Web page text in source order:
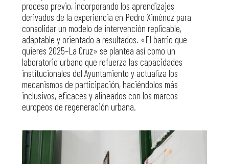
proceso previo, incorporando los aprendizajes
derivados de la experiencia en Pedro Ximénez para
consolidar un modelo de intervención replicable,
adaptable y orientado a resultados. «El barrio que
quieres 2025–La Cruz» se plantea así como un
laboratorio urbano que refuerza las capacidades
institucionales del Ayuntamiento y actualiza los
mecanismos de participación, haciéndolos más
inclusivos, eficaces y alineados con los marcos
europeos de regeneración urbana.